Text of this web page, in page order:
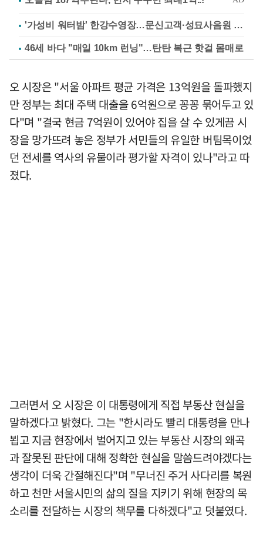
'가성비 워터밤' 한강수영장…문신고객·성묘사음원 민원
46세 바다 "매일 10km 런닝"…탄탄 복근 핫걸 몸매로
오 시장은 "서울 아파트 평균 가격은 13억원을 돌파했지
만 정부는 최대 주택 대출을 6억원으로 꽁꽁 묶어두고 있
다"며 "결국 현금 7억원이 있어야 집을 살 수 있게끔 시
장을 망가뜨려 놓은 정부가 서민들의 유일한 버팀목이었
던 전세를 역사의 유물이라 평가할 자격이 있나"라고 따
졌다.
그러면서 오 시장은 이 대통령에게 직접 부동산 현실을
말하겠다고 밝혔다. 그는 "한시라도 빨리 대통령을 만나
뵙고 지금 현장에서 벌어지고 있는 부동산 시장의 왜곡
과 잘못된 판단에 대해 정확한 현실을 말씀드려야겠다는
생각이 더욱 간절해진다"며 "무너진 주거 사다리를 복원
하고 천만 서울시민의 삶의 질을 지키기 위해 현장의 목
소리를 전달하는 시장의 책무를 다하겠다"고 덧붙였다.